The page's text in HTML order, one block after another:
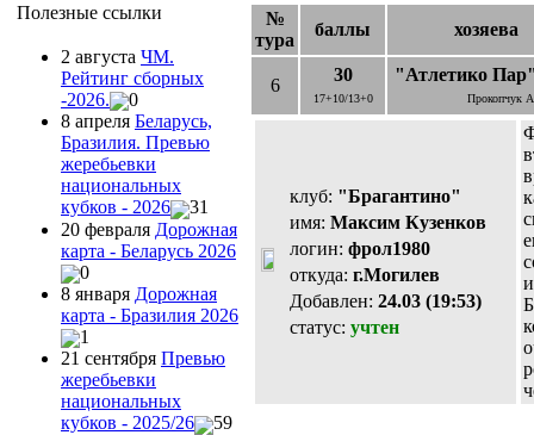
Полезные ссылки
2 августа ЧМ.
Рейтинг сборных
-2026.
0
8 апреля Беларусь,
Бразилия. Превью
жеребьевки
национальных
кубков - 2026
31
20 февраля Дорожная
карта - Беларусь 2026
0
8 января Дорожная
карта - Бразилия 2026
1
21 сентября Превью
жеребьевки
национальных
кубков - 2025/26
59
№
тура
баллы хозяева
6
30
17+10/13+0
"Атлетико
Прокопчук
клуб: "Брагантино"
имя: Максим Кузенков
логин: фрол1980
откуда: г.Могилев
Добавлен: 24.03 (19:53)
статус: учтен